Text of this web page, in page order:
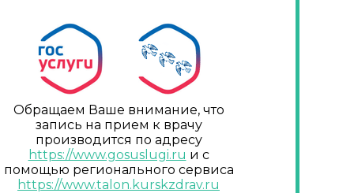
Обращаем Ваше внимание, что
запись на прием к врачу
производится по адресу
https://www.gosuslugi.ru и с
помощью регионального сервиса
https://www.talon.kurskzdrav.ru